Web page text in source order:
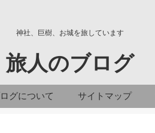
神社、巨樹、お城を旅しています
旅人のブログ
グについて サイトマップ